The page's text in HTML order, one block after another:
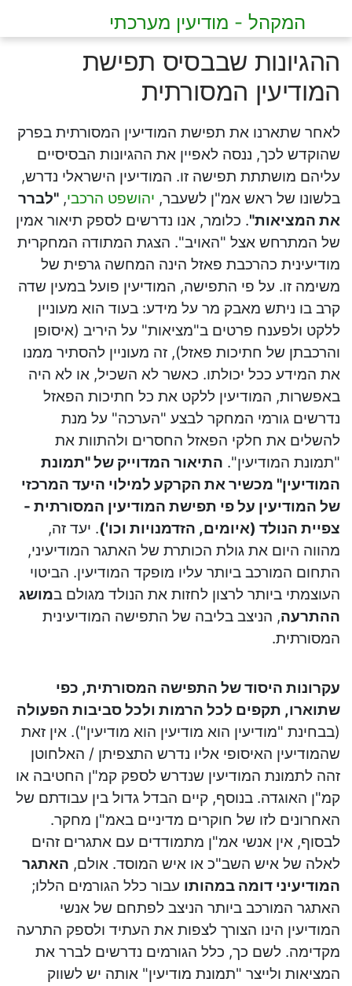
המקהל - מודיעין מערכתי
ההגיונות שבבסיס תפישת
המודיעין המסורתית
לאחר שתארנו את תפישת המודיעין המסורתית בפרק
שהוקדש לכך, ננסה לאפיין את ההגיונות הבסיסיים
עליהם מושתתת תפישה זו. המודיעין הישראלי נדרש,
בלשונו של ראש אמ"ן לשעבר, יהושפט הרכבי, "לברר
את המציאות". כלומר, אנו נדרשים לספק תיאור אמין
של המתרחש אצל "האויב". הצגת המתודה המחקרית
מודיעינית כהרכבת פאזל הינה המחשה גרפית של
משימה זו. על פי התפישה, המודיעין פועל במעין שדה
קרב בו ניתש מאבק מר על מידע: בעוד הוא מעוניין
ללקט ולפענח פרטים ב"מציאות" על היריב (איסופן
והרכבתן של חתיכות פאזל), זה מעוניין להסתיר ממנו
את המידע ככל יכולתו. כאשר לא השכיל, או לא היה
באפשרות, המודיעין ללקט את כל חתיכות הפאזל
נדרשים גורמי המחקר לבצע "הערכה" על מנת
להשלים את חלקי הפאזל החסרים ולהתוות את
"תמונת המודיעין". התיאור המדוייק של "תמונת
המודיעין" מכשיר את הקרקע למילוי היעד המרכזי
של המודיעין על פי תפישת המודיעין המסורתית -
צפיית הנולד (איומים, הזדמנויות וכו'). יעד זה,
מהווה היום את גולת הכותרת של האתגר המודיעיני,
התחום המורכב ביותר עליו מופקד המודיעין. הביטוי
העוצמתי ביותר לרצון לחזות את הנולד מגולם במושג
ההתרעה, הניצב בליבה של התפישה המודיעינית
המסורתית.
עקרונות היסוד של התפישה המסורתית, כפי
שתוארו, תקפים לכל הרמות ולכל סביבות הפעולה
(בבחינת "מודיעין הוא מודיעין הוא מודיעין"). אין זאת
שהמודיעין האיסופי אליו נדרש התצפיתן / האלחוטן
זהה לתמונת המודיעין שנדרש לספק קמ"ן החטיבה או
קמ"ן האוגדה. בנוסף, קיים הבדל גדול בין עבודתם של
האחרונים לזו של חוקרים מדיניים באמ"ן מחקר.
לבסוף, אין אנשי אמ"ן מתמודדים עם אתגרים זהים
לאלה של איש השב"כ או איש המוסד. אולם, האתגר
המודיעיני דומה במהותו עבור כלל הגורמים הללו;
האתגר המורכב ביותר הניצב לפתחם של אנשי
המודיעין הינו הצורך לצפות את העתיד ולספק התרעה
מקדימה. לשם כך, כלל הגורמים נדרשים לברר את
המציאות ולייצר "תמונת מודיעין" אותה יש לשווק